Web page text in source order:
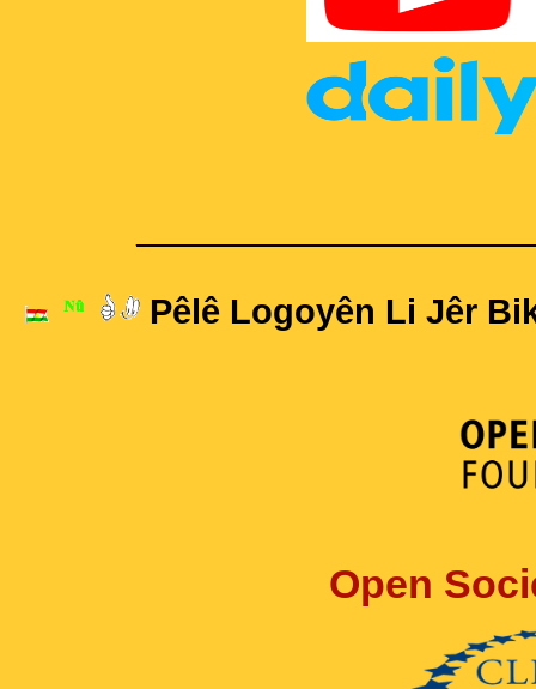
Pêlê Logoyên Li Jêr
Open